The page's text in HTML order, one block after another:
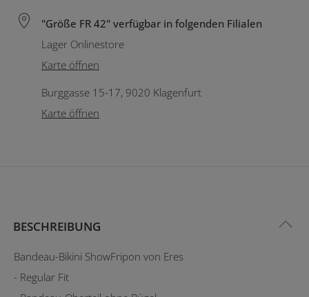
"Größe FR 42" verfügbar in folgenden Filialen
Lager Onlinestore
Karte öffnen
Burggasse 15-17, 9020 Klagenfurt
Karte öffnen
BESCHREIBUNG
Bandeau-Bikini ShowFripon von Eres
- Regular Fit